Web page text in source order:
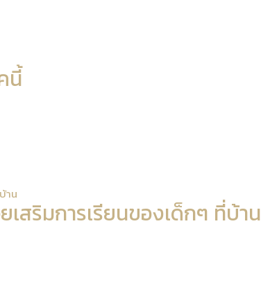
นี้
าน
สริมการเรียนของเด็กๆ ที่บ้าน